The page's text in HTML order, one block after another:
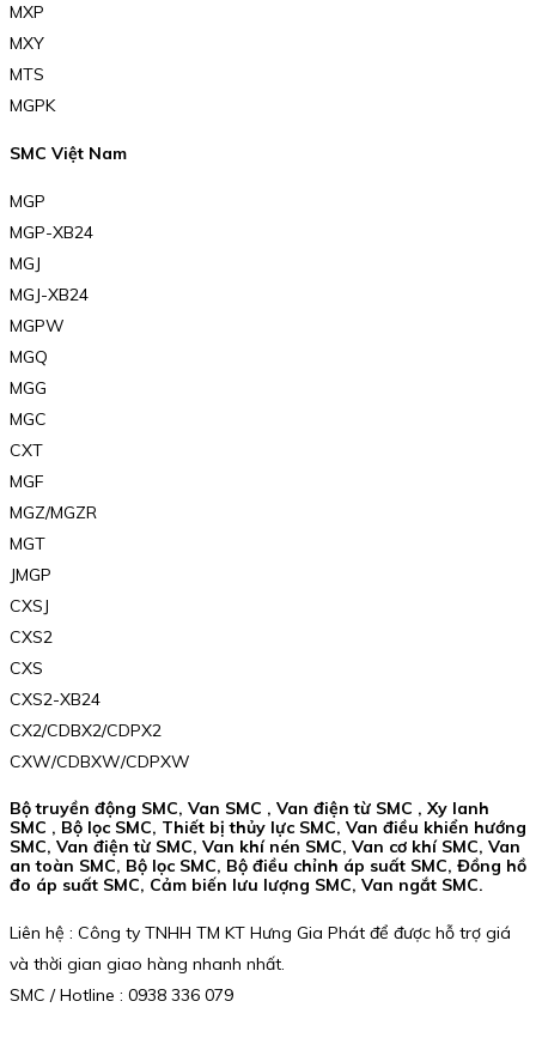
MXP
MXY
MTS
MGPK
SMC Việt Nam
MGP
MGP-XB24
MGJ
MGJ-XB24
MGPW
MGQ
MGG
MGC
CXT
MGF
MGZ/MGZR
MGT
JMGP
CXSJ
CXS2
CXS
CXS2-XB24
CX2/CDBX2/CDPX2
CXW/CDBXW/CDPXW
Bộ truyền động SMC, Van SMC , Van điện từ SMC , Xy lanh
SMC , Bộ lọc SMC, Thiết bị thủy lực SMC, Van điều khiển hướng
SMC, Van điện từ SMC, Van khí nén SMC, Van cơ khí SMC, Van
an toàn SMC, Bộ lọc SMC, Bộ điều chỉnh áp suất SMC, Đồng hồ
đo áp suất SMC, Cảm biến lưu lượng SMC, Van ngắt SMC.
Liên hệ : Công ty TNHH TM KT Hưng Gia Phát để được hỗ trợ giá
và thời gian giao hàng nhanh nhất.
SMC / Hotline : 0938 336 079